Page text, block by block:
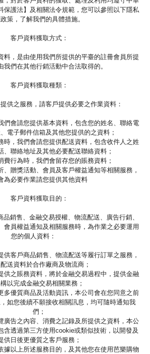
保護法】及相關法令規範，您可以參照以下隱私
策，了解我們的具體措施。
客戶資料獲取方式：
料，是由使用我們所提供的平臺的註冊會員所提
我們在其他行銷活動中合法取得的。
客戶資料獲取種類：
供之服務，請客戶提供必要之作業資料：
們會請您提供基本資料，包含您的姓名、聯絡電
電子郵件信箱及其他您提供的之資料；
時，我們會請您提供配送資料，包含收件人之姓
、聯絡地址及其他必要配送聯絡資料；
費行為時，我們會留存您的賬務資料；
、贈獎活動、會員及客戶權益通知等相關服務，
為必要作業請您提供其他資料
客戶資料獲取目的：
銷售、金融交易授權、物流配送、廣告行銷、
會員權益通知及相關服務時，為作業之必要運用
您的個人資料：
供客戶商品銷售、物流配送等履行訂單之服務，
送資料於合作廠商及物流商；
供之賬務資料，將於金融交易過程中，提供金融
以完成金融交易相關業務；
多優質商品及活動資訊，本公司會在您同意之前
如您後續不願接收相關訊息，均可隨時通知我
們；
廣告之內容、消費之記錄及所提供之資料，本公
含透過第三方使用cookie或類似技術，以開發及
供日後更優質之客戶服務；
據以上所述服務目的，及其他您在使用芭樂購物